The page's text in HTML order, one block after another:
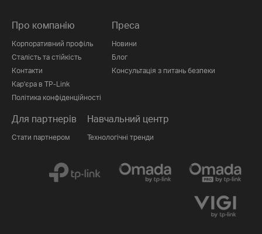
Про компанію
Корпоративний профіль
Сталість та стійкість
Контакти
Кар'єра в TP-Link
Політика конфіденційності
Преса
Новини
Блог
Консультація з питань безпеки
Для партнерів
Стати партнером
Навчальний центр
Технологічні тренди